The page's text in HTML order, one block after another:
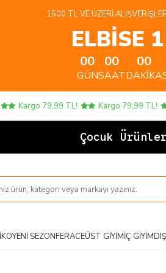
1500 TL VE ÜZERI
ELBİSE
00
GÜN
00
SAAT
00
DAKIKA
Kargo 79,99 TL! Kargo 79,99 TL!
Çocuk
YENI SEZONFERACEÜST GIYIMİÇ GIYIM